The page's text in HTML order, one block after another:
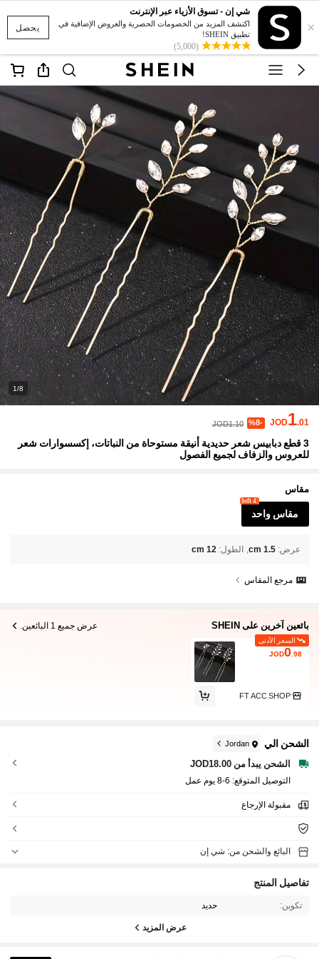
يحصل ×
شي إن - تسوق الأزياء عبر الإنترنت
اكتشف المزيد من الخصومات الحصرية والعروض الإضافية في
تطبيق SHEIN!
(5,000)
1/8
JOD1.01
%8-
JOD1.10
3 قطع دبابيس شعر حديدية أنيقة مستوحاة من النباتات، إكسسوارات شعر
للعروس والزفاف لجميع الفصول
مقاس
مقاس واحد
4 left
عرض:
1.5 cm الطول:
12 cm
مرجع المقاس
بائعين آخرين على SHEIN عرض جميع 1 البائعين.
السعر الأدنى
JOD0 .98
FT ACC SHOP
الشحن الي Jordan
الشحن يبدأ من JOD18.00
التوصيل المتوقع: 6-8 يوم عمل
مقبولة الإرجاع
البائع والشحن من: شي إن
تفاصيل المنتج
تكوين: حديد
عرض المزيد